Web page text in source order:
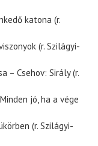
katona (r.
(r. Szilágyi-
– Csehov: Sirály (r.
jó, ha a vége
(r. Szilágyi-